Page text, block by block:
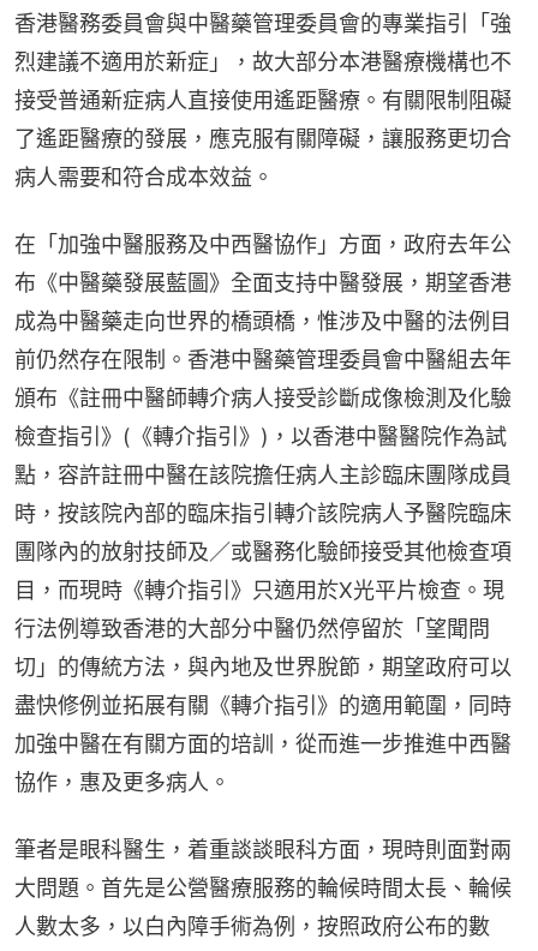
香港醫務委員會與中醫藥管理委員會的專業指引「強
烈建議不適用於新症」，故大部分本港醫療機構也不
接受普通新症病人直接使用遙距醫療。有關限制阻礙
了遙距醫療的發展，應克服有關障礙，讓服務更切合
病人需要和符合成本效益。
在「加強中醫服務及中西醫協作」方面，政府去年公
布《中醫藥發展藍圖》全面支持中醫發展，期望香港
成為中醫藥走向世界的橋頭橋，惟涉及中醫的法例目
前仍然存在限制。香港中醫藥管理委員會中醫組去年
頒布《註冊中醫師轉介病人接受診斷成像檢測及化驗
檢查指引》(《轉介指引》)，以香港中醫醫院作為試
點，容許註冊中醫在該院擔任病人主診臨床團隊成員
時，按該院內部的臨床指引轉介該院病人予醫院臨床
團隊內的放射技師及／或醫務化驗師接受其他檢查項
目，而現時《轉介指引》只適用於X光平片檢查。現
行法例導致香港的大部分中醫仍然停留於「望聞問
切」的傳統方法，與內地及世界脫節，期望政府可以
盡快修例並拓展有關《轉介指引》的適用範圍，同時
加強中醫在有關方面的培訓，從而進一步推進中西醫
協作，惠及更多病人。
筆者是眼科醫生，着重談談眼科方面，現時則面對兩
大問題。首先是公營醫療服務的輪候時間太長、輪候
人數太多，以白內障手術為例，按照政府公布的數